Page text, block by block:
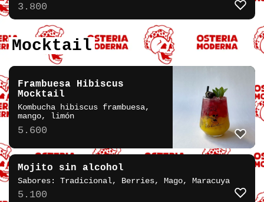
3.800
Mocktail
Frambuesa Hibiscus
Mocktail
Kombucha hibiscus frambuesa,
mango, limón
5.600
Mojito sin alcohol
Sabores: Tradicional, Berries, Mago, Maracuya
5.100